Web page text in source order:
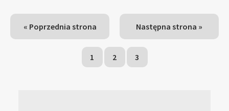
« Poprzednia strona Następna strona »
1 2 3